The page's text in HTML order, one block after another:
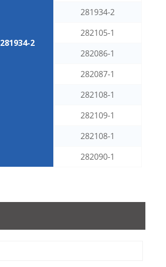
281934-2
281934-2
282105-1
282086-1
282087-1
282108-1
282109-1
282108-1
282090-1